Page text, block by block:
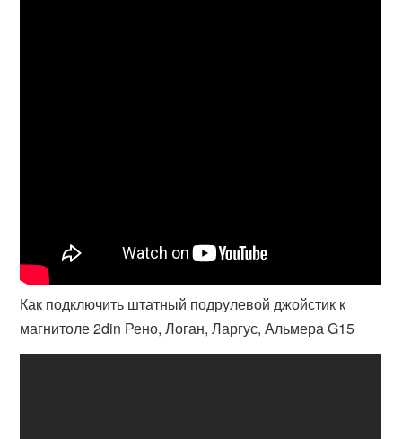
Как подключить штатный подрулевой джойстик к
магнитоле 2din Рено, Логан, Ларгус, Альмера G15